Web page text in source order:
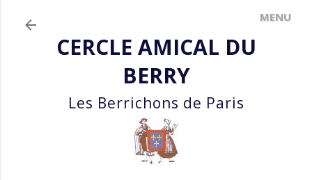
CERCLE AMICAL DU
BERRY
Les Berrichons de Paris